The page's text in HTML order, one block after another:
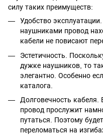
силу таких преимуществ:
Удобство
наушниками провод
кабели не повисают
Эстетичность.
дужке наушников, то
элегантно. Особенно
каталога.
Долговечность
провод прослужит
путаться. Поэтому
переломаться на